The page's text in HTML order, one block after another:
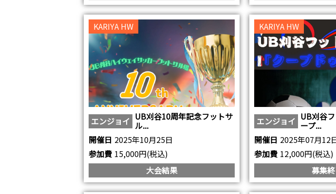
KARIYA HW
エンジョイ UB刈谷10周年記念フットサ
ル...
開催日 2025年10月25日
参加費 15,000円(税込)
大会結果
KARIYA HW
エンジョイ UB刈谷
ープ...
開催日 2025年07月12
参加費 12,000円(税込)
募集